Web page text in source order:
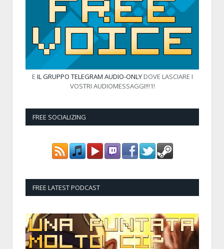
E IL GRUPPO TELEGRAM AUDIO-ONLYDOVE LASCIARE I
VOSTRI AUDIOMESSAGGI!!!1!
FREE SOCIALIZING
FREE LATEST PODCAST
Audio
Player